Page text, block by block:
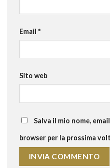
Email *
Sito web
Salva il mio nome,
browser per la prossima